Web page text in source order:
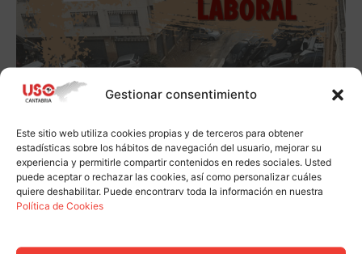
Gestionar consentimiento
Este sitio web utiliza cookies propias y de terceros para obtener
estadísticas sobre los hábitos de navegación del usuario, mejorar su
experiencia y permitirle compartir contenidos en redes sociales. Usted
puede aceptar o rechazar las cookies, así como personalizar cuáles
quiere deshabilitar. Puede encontrarv toda la información en nuestra
Política de Cookies